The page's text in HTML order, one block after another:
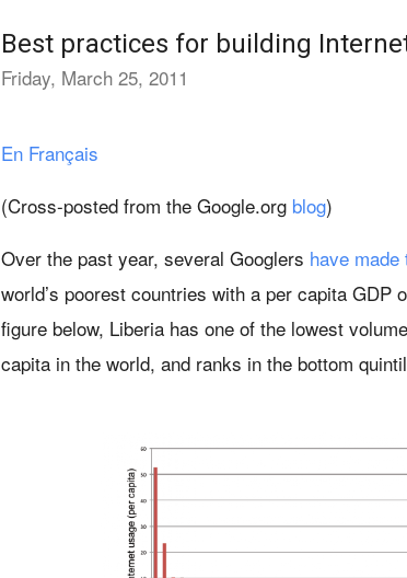
Best practices for building
Friday, March 25, 2011
En Français
(Cross-posted from the Google.org blog)
Over the past year, several Googlers have made
world’s poorest countries with a per capita GDP
figure below, Liberia has one of the lowest
capita in the world, and ranks in the bottom